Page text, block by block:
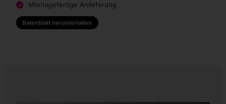
Montagefertige Anlieferung
Datenblatt herunterladen